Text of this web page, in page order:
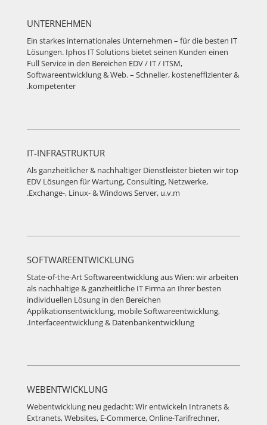
UNTERNEHMEN
Ein starkes internationales Unternehmen – für die besten IT
Lösungen. Iphos IT Solutions bietet seinen Kunden einen
Full Service in den Bereichen EDV / IT / ITSM,
Softwareentwicklung & Web. – Schneller, kosteneffizienter &
kompetenter.
IT-INFRASTRUKTUR
Als ganzheitlicher & nachhaltiger Dienstleister bieten wir top
EDV Lösungen für Wartung, Consulting, Netzwerke,
Exchange-, Linux- & Windows Server, u.v.m.
SOFTWAREENTWICKLUNG
State-of-the-Art Softwareentwicklung aus Wien: wir arbeiten
als nachhaltige & ganzheitliche IT Firma an Ihrer besten
individuellen Lösung in den Bereichen
Applikationsentwicklung, mobile Softwareentwicklung,
Interfaceentwicklung & Datenbankentwicklung.
WEBENTWICKLUNG
Webentwicklung neu gedacht: Wir entwickeln Intranets &
Extranets, Websites, E-Commerce, Online-Tarifrechner,